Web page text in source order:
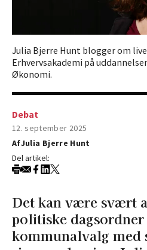
Julia Bjerre Hunt blogger om
Erhvervsakademi på
Økonomi.
Debat
12. september 2025
AfJulia Bjerre Hunt
Del artikel:
Det kan være svært
politiske dagsordner
kommunalvalg med